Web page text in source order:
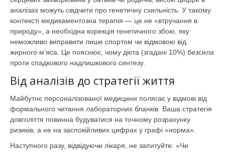
аналізах можуть свідчити про генетичну схильність. У такому
контексті медикаментозна терапія — це не «втручання в
природу», а необхідна корекція генетичного збою, яку
неможливо виправити лише спортом чи відмовою від
жирного м’яса. Це пояснює, чому дієта (згадані 10%) безсила
проти спадкового надлишкового синтезу.
Від аналізів до стратегії життя
Майбутнє персоналізованої медицини полягає у відмові від
формального читання лабораторних бланків. Ваша стратегія
довголіття повинна будуватися на точному розрахунку
ризиків, а не на заспокійливих цифрах у графі «норма».
Наступного разу, відвідуючи лікаря, не запитуйте: «Чи